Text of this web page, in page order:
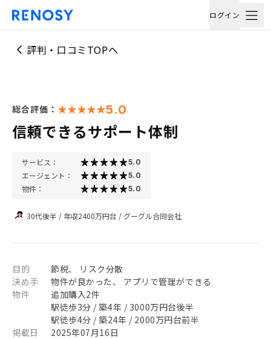
ログイン
評判・口コミTOPへ
総合評価： 5.0
信頼できるサポート体制
サービス： 5.0
エージェント： 5.0
物件： 5.0
30代後半 / 年収2400万円台 / グーグル合同会社
目的
節税、 リスク分散
決め手
物件が良かった、 アプリで管理ができる
物件
追加購入2件
駅徒歩3分 / 築4年 / 3000万円台後半
駅徒歩4分 / 築24年 / 2000万円台前半
掲載日
2025年07月16日